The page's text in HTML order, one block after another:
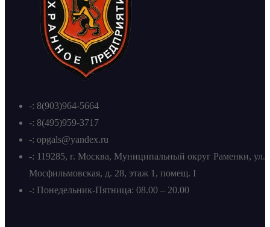
-: 8(903)964-5664
-: 8(495)959-3717
-: opgals@yandex.ru
-: 119285, г. Москва, Муниципальный округ Раменки, ул.
Мосфильмовская, д. 28, этаж 1, помещ. I
-: Понедельник-Пятница: 08.00 – 20.00